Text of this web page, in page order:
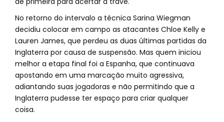
No retorno do intervalo a técnica Sarina Wiegman
decidiu colocar em campo as atacantes Chloe Kelly e
Lauren James, que perdeu as duas últimas partidas da
Inglaterra por causa de suspensão. Mas quem iniciou
melhor a etapa final foi a Espanha, que continuava
apostando em uma marcação muito agressiva,
adiantando suas jogadoras e não permitindo que a
Inglaterra pudesse ter espaço para criar qualquer
coisa.